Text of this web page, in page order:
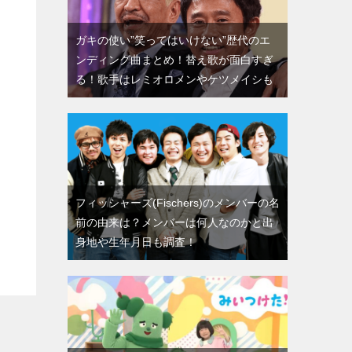
ガキの使い”笑ってはいけない”歴代のエ
ンディング曲まとめ！替え歌が面白すぎ
る！歌手はレミオロメンやケツメイシも
フィッシャーズ(Fischers)のメンバーの名
前の由来は？メンバーは何人なのかと出
身地や生年月日も調査！